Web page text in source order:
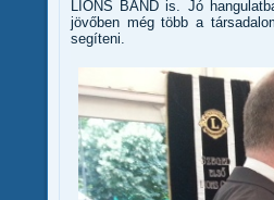
LIONS BAND is. Jó
jövőben még több a
segíteni.